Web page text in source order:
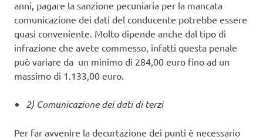
anni, pagare la sanzione pecuniaria per la mancata
comunicazione dei dati del conducente potrebbe essere
quasi conveniente. Molto dipende anche dal tipo di
infrazione che avete commesso, infatti questa penale
può variare da un minimo di 284,00 euro fino ad un
massimo di 1.133,00 euro.
2) Comunicazione dei dati di terzi
Per far avvenire la decurtazione dei punti è necessario